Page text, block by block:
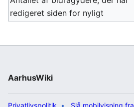
redigeret siden for nyligt
AarhusWiki
Privatlivspolitik Slå mobilvisning fra